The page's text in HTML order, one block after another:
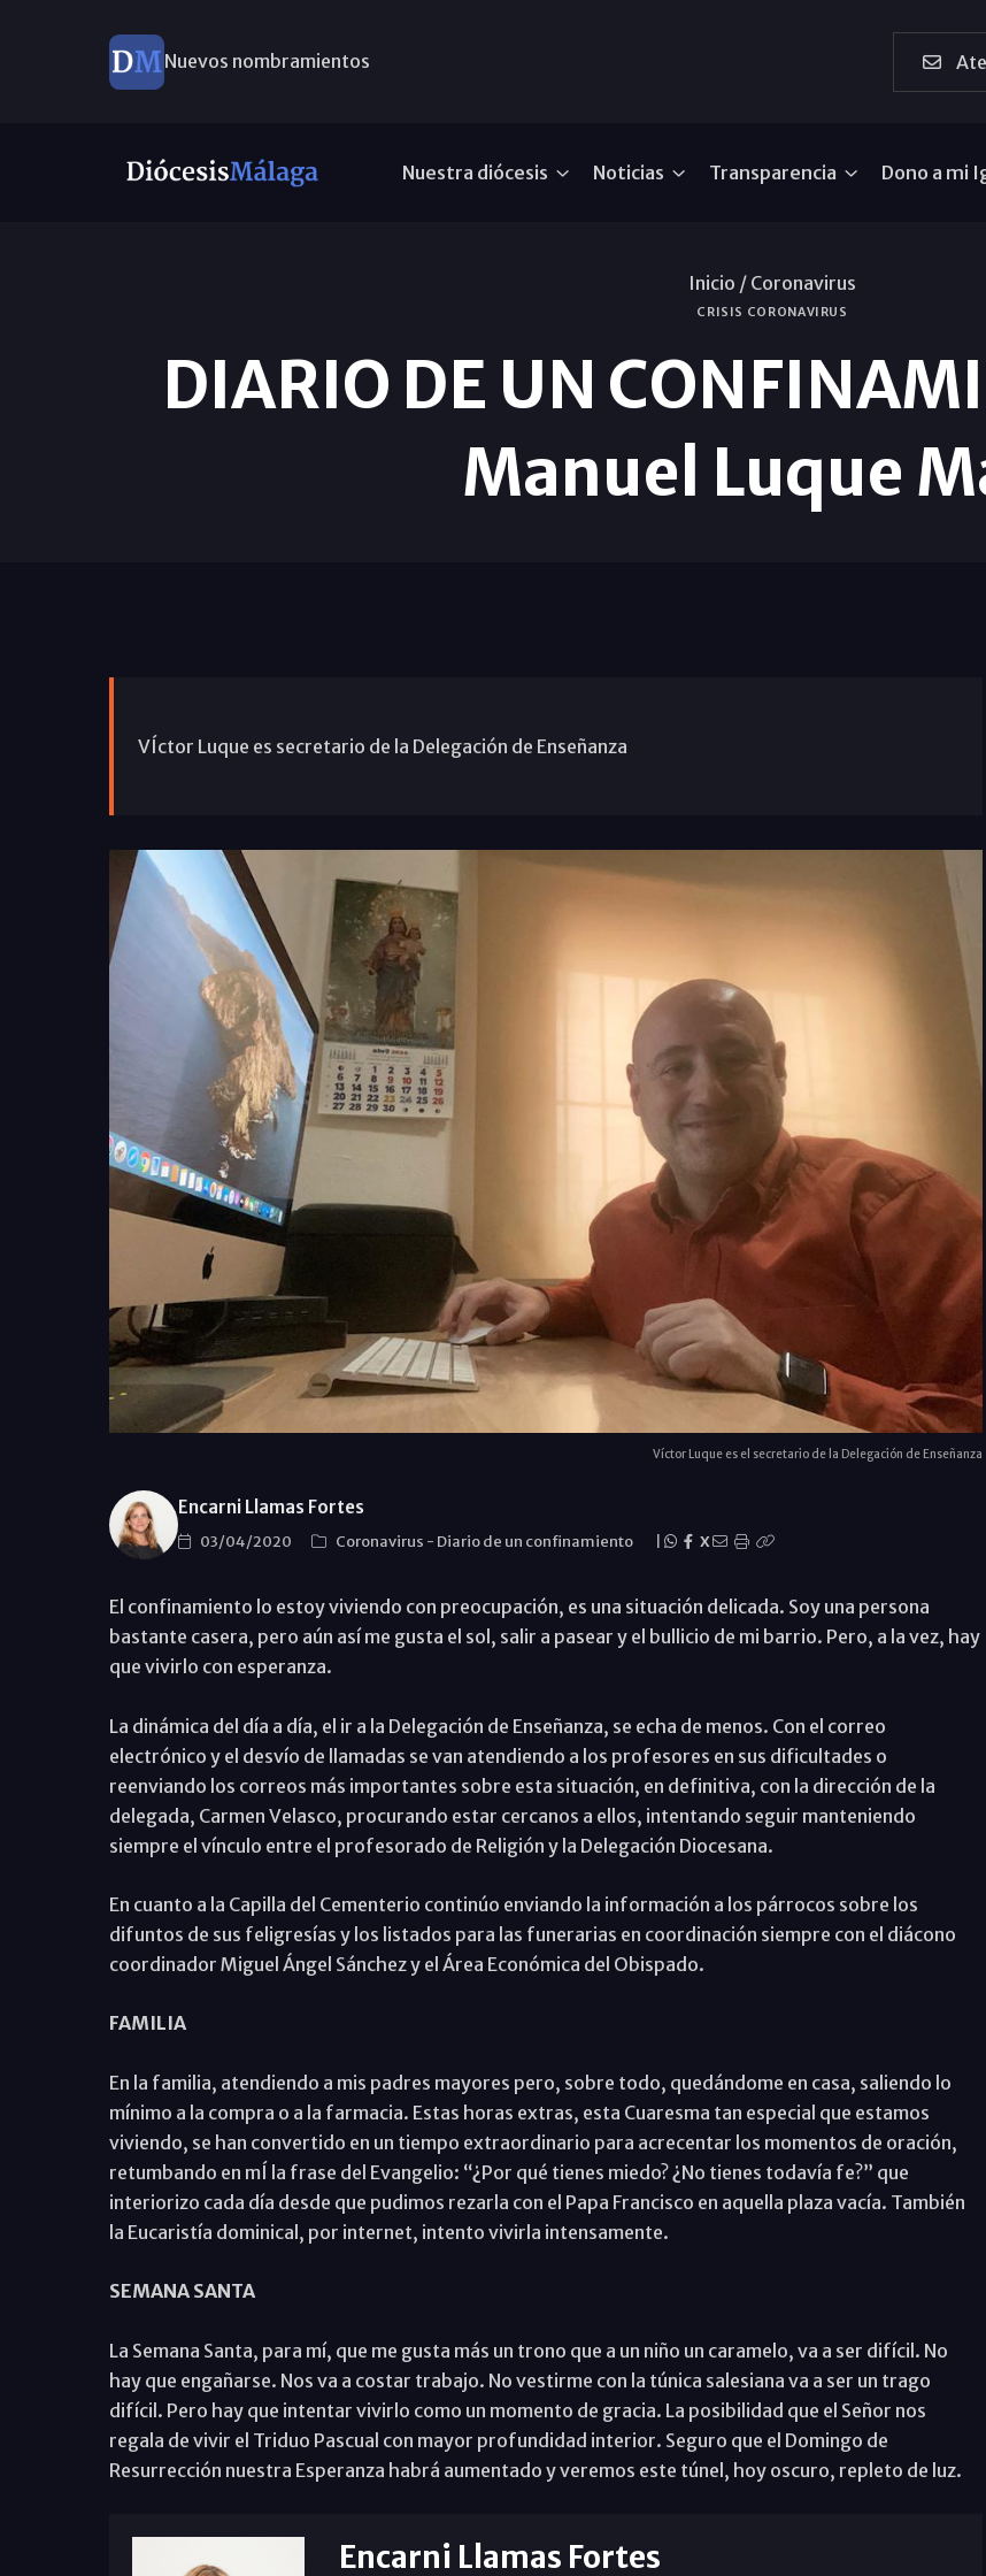
Nuevos nombramientos
Nuestra diócesis Noticias Transparencia Dono a mi
Inicio / Coronavirus
CRISIS CORONAVIRUS
DIARIO DE UN
Manuel Luque
VÍctor Luque es secretario de la Delegación de Enseñanza
Víctor Luque es el secretario de la Delegación de Enseñanza
Encarni Llamas Fortes
03/04/2020 Coronavirus - Diario de un confinamiento X
El confinamiento lo estoy viviendo con preocupación, es una situación delicada. Soy una persona
bastante casera, pero aún así me gusta el sol, salir a pasear y el bullicio de mi barrio. Pero, a la vez, hay
que vivirlo con esperanza.
La dinámica del día a día, el ir a la Delegación de Enseñanza, se echa de menos. Con el correo
electrónico y el desvío de llamadas se van atendiendo a los profesores en sus dificultades o
reenviando los correos más importantes sobre esta situación, en definitiva, con la dirección de la
delegada, Carmen Velasco, procurando estar cercanos a ellos, intentando seguir manteniendo
siempre el vínculo entre el profesorado de Religión y la Delegación Diocesana.
En cuanto a la Capilla del Cementerio continúo enviando la información a los párrocos sobre los
difuntos de sus feligresías y los listados para las funerarias en coordinación siempre con el diácono
coordinador Miguel Ángel Sánchez y el Área Económica del Obispado.
FAMILIA
En la familia, atendiendo a mis padres mayores pero, sobre todo, quedándome en casa, saliendo lo
mínimo a la compra o a la farmacia. Estas horas extras, esta Cuaresma tan especial que estamos
viviendo, se han convertido en un tiempo extraordinario para acrecentar los momentos de oración,
retumbando en mÍ la frase del Evangelio: “¿Por qué tienes miedo? ¿No tienes todavía fe?” que
interiorizo cada día desde que pudimos rezarla con el Papa Francisco en aquella plaza vacía. También
la Eucaristía dominical, por internet, intento vivirla intensamente.
SEMANA SANTA
La Semana Santa, para mí, que me gusta más un trono que a un niño un caramelo, va a ser difícil. No
hay que engañarse. Nos va a costar trabajo. No vestirme con la túnica salesiana va a ser un trago
difícil. Pero hay que intentar vivirlo como un momento de gracia. La posibilidad que el Señor nos
regala de vivir el Triduo Pascual con mayor profundidad interior. Seguro que el Domingo de
Resurrección nuestra Esperanza habrá aumentado y veremos este túnel, hoy oscuro, repleto de luz.
Encarni Llamas Fortes